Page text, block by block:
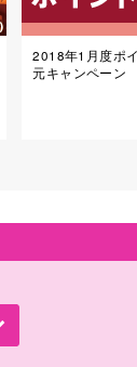
2018年1月度ポ
元キャンペーン